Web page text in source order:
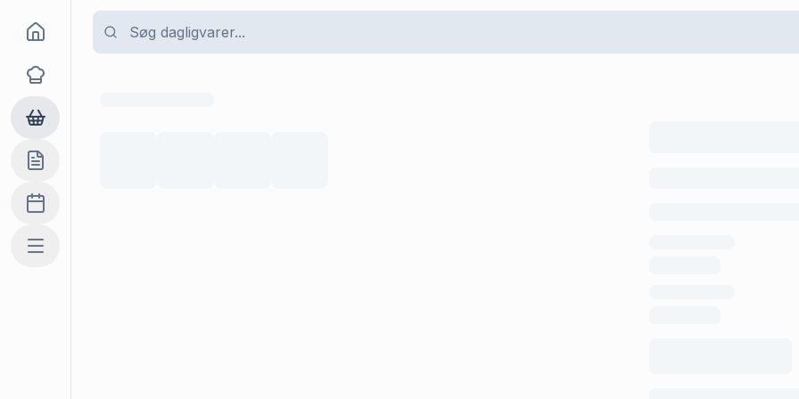
Goma
Opskrifter
Dagligvarer
Indkøbslisten
Madplan
Mere